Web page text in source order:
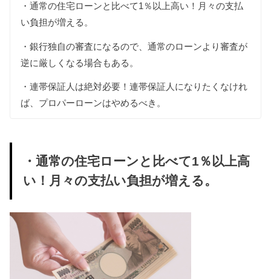
・通常の住宅ローンと比べて1％以上高い！月々の支払
い負担が増える。
・銀行独自の審査になるので、通常のローンより審査が
逆に厳しくなる場合もある。
・連帯保証人は絶対必要！連帯保証人になりたくなけれ
ば、プロパーローンはやめるべき。
・通常の住宅ローンと比べて1％以上高
い！月々の支払い負担が増える。